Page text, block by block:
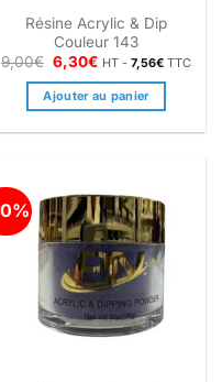
Résine Acrylic & Dip
Couleur 143
9,00€ Le
prix
initial
était :
6,30€Le
actuel
est :
HT -7,56€ TTC
Ajouter au panier